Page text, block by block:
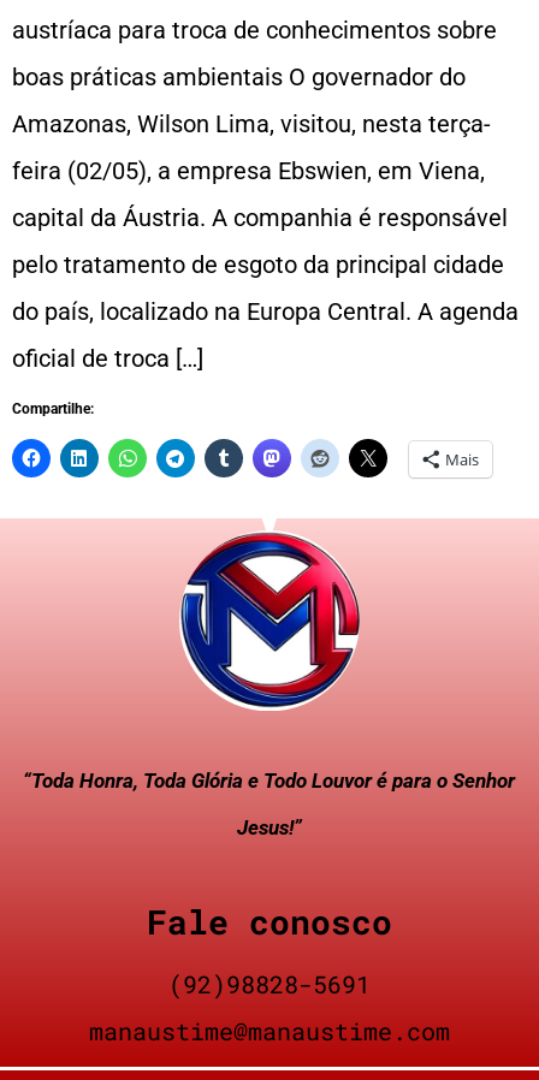
austríaca para troca de conhecimentos sobre
boas práticas ambientais O governador do
Amazonas, Wilson Lima, visitou, nesta terça-
feira (02/05), a empresa Ebswien, em Viena,
capital da Áustria. A companhia é responsável
pelo tratamento de esgoto da principal cidade
do país, localizado na Europa Central. A agenda
oficial de troca […]
Compartilhe:
Mais
“Toda Honra, Toda Glória e Todo Louvor é para o Senhor
Jesus!”
Fale conosco
(92)98828-5691
manaustime@manaustime.com